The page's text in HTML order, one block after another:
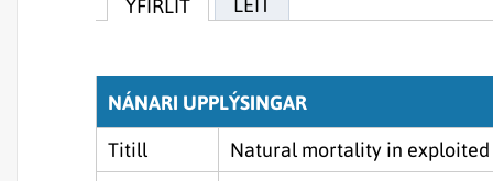
YFIRLIT LEIT
NÁNARI UPPLÝSINGAR
Titill
Natural mortality in exploited